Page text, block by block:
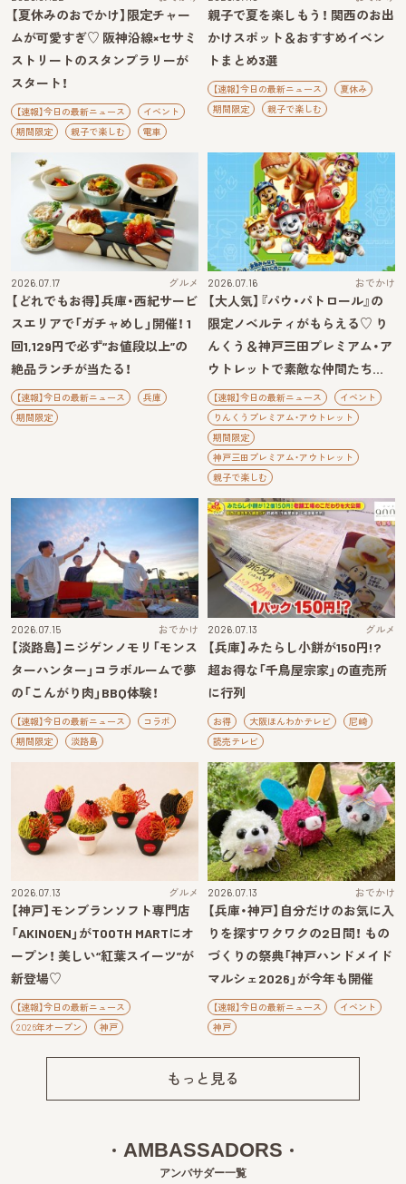
【夏休みのおでかけ】限定チャー
ムが可愛すぎ♡ 阪神沿線×セサミ
ストリートのスタンプラリーが
スタート！
【速報】今日の最新ニュース
イベント
期間限定
親子で楽しむ 電車
親子で夏を楽しもう！ 関西のお出
かけスポット＆おすすめイベン
トまとめ3選
【速報】今日の最新ニュース
夏休み
期間限定
親子で楽しむ
2026.07.17 グルメ
【どれでもお得】兵庫・西紀サービ
スエリアで「ガチャめし」開催！ 1
回1,129円で必ず“お値段以上”の
絶品ランチが当たる！
【速報】今日の最新ニュース
兵庫
期間限定
2026.07.16 おでかけ
【大人気】『パウ・パトロール』の
限定ノベルティがもらえる♡ り
んくう＆神戸三田プレミアム・ア
ウトレットで素敵な仲間たち…
【速報】今日の最新ニュース
イベント
りんくうプレミアム・アウトレット
期間限定
神戸三田プレミアム・アウトレット
親子で楽しむ
2026.07.15 おでかけ
【淡路島】ニジゲンノモリ「モンス
ターハンター」コラボルームで夢
の「こんがり肉」BBQ体験！
【速報】今日の最新ニュース
コラボ
期間限定
淡路島
2026.07.13 グルメ
【兵庫】みたらし小餅が150円!?
超お得な「千鳥屋宗家」の直売所
に行列
お得 大阪ほんわかテレビ
尼崎
読売テレビ
2026.07.13 グルメ
【神戸】モンブランソフト専門店
「AKINOEN」がTOOTH MARTにオ
ープン！ 美しい“紅葉スイーツ”が
新登場♡
【速報】今日の最新ニュース
2026年オープン
神戸
2026.07.13 おでかけ
【兵庫・神戸】自分だけのお気に入
りを探すワクワクの2日間！ もの
づくりの祭典「神戸ハンドメイド
マルシェ2026」が今年も開催
【速報】今日の最新ニュース
イベント
神戸
もっと見る
AMBASSADORS
アンバサダー一覧